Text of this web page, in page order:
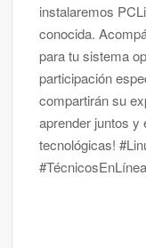
instalaremos
conocida.
para tu sistema
participación
compartirán su
aprender juntos y
tecnológicas!